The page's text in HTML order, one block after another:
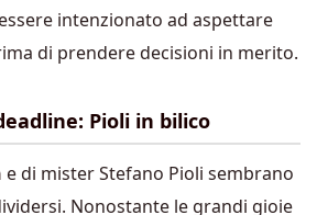
intenzionato ad aspettare
di prendere decisioni in merito.
Pioli in bilico
e di mister Stefano Pioli sembrano
Nonostante le grandi gioie